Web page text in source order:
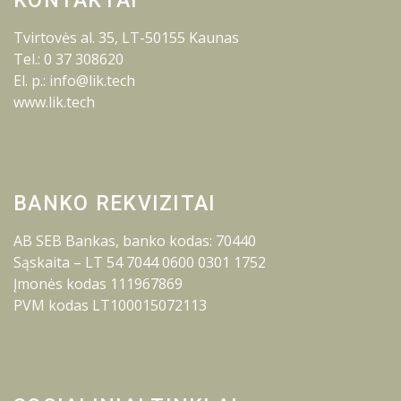
Tvirtovės al. 35, LT-50155 Kaunas
Tel.: 0 37 308620
El. p.: info@lik.tech
www.lik.tech
BANKO REKVIZITAI
AB SEB Bankas, banko kodas: 70440
Sąskaita – LT 54 7044 0600 0301 1752
Įmonės kodas 111967869
PVM kodas LT100015072113